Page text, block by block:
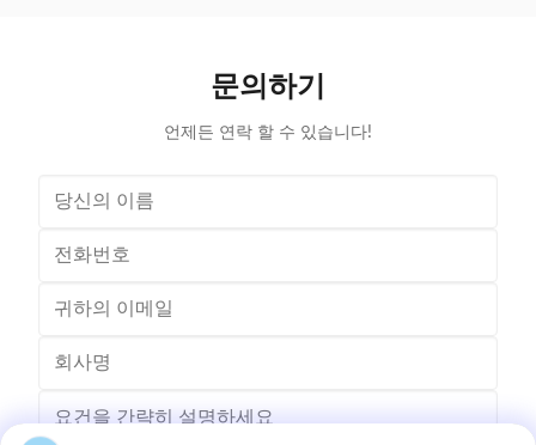
inserting machine,
문의하기
언제든 연락 할 수 있습니다!